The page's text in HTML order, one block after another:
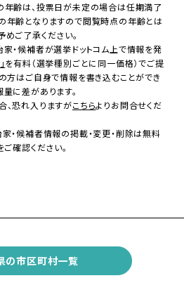
齢は、投票日が未定の場合は任期満了
年齢となりますので閲覧時点の年齢とは
ご了承ください。
・候補者が選挙ドットコム上で情報を発
を有料（選挙種別ごとに同一価格）でご提
方はご自身で情報を書き込むことができ
に差があります。
恐れ入りますがこちらよりお問合せくだ
・候補者情報の掲載・変更・削除は無料
ご確認ください。
の市区町村一覧